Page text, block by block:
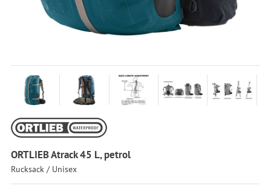
ORTLIEB Atrack 45 L, petrol
Rucksack / Unisex